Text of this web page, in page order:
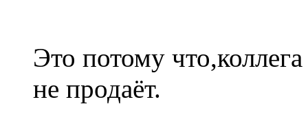
Это потому
не продаёт.